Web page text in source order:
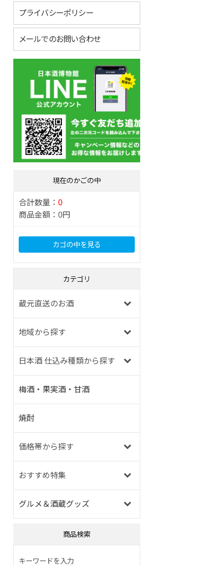
プライバシーポリシー
メールでのお問い合わせ
現在のかごの中
合計数量： 0
商品金額： 0円
カゴの中を見る
カテゴリ
蔵元直送のお酒
地域から探す
日本酒 仕込み種類から探す
梅酒・果実酒・甘酒
焼酎
価格帯から探す
おすすめ特集
グルメ＆酒蔵グッズ
商品検索
キーワードを入力